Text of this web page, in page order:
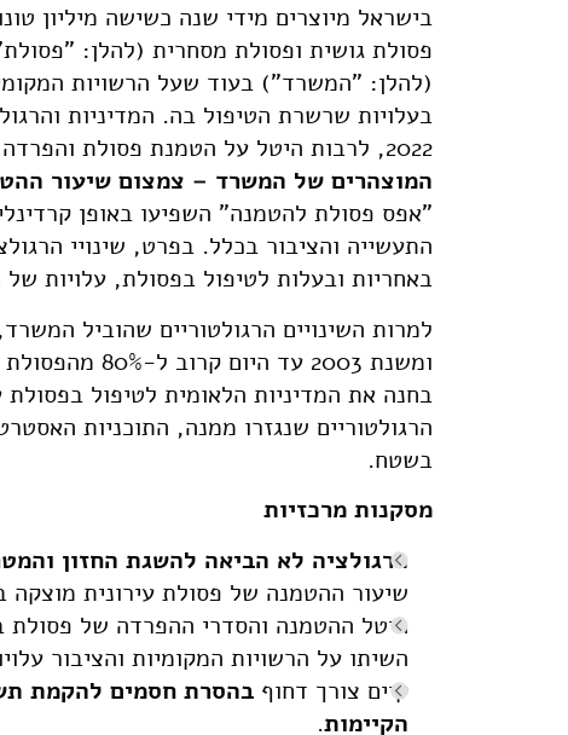
בישראל מיוצרים מידי שנה כשישה מיליון
פסולת גושית ופסולת מסחרית (להלן:
(להלן: "המשרד") בעוד שעל הרשויות
2022, לרבות היטל על הטמנת פסולת והפרדה של פסולת במקור, נועדו לקדם את
המוצהרים של המשרד – צמצום שיעור
"אפס פסולת להטמנה" השפיעו באופן
התעשייה והציבור בכלל. בפרט, שינויי
באחריות ובעלות לטיפול בפסולת, עלויות
למרות השינויים הרגולטוריים שהוביל
ומשנת 2003
הרגולטוריים שנגזרו ממנה, התוכניות
בשטח.
מסקנות מרכזיות
הרגולציה לא הביאה להשגת החזון
שיעור ההטמנה של פסולת עירונית מוצקה
היטל ההטמנה והסדרי ההפרדה של
השיתו על הרשויות המקומיות והציבור
קיים צורך דחוף בהסרת חסמים להקמת
הקיימות.